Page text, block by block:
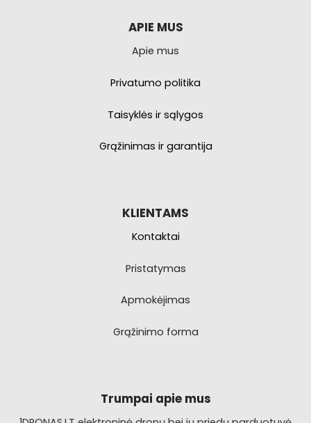
APIE MUS
Apie mus
Privatumo politika
Taisyklės ir sąlygos
Grąžinimas ir garantija
KLIENTAMS
Kontaktai
Pristatymas
Apmokėjimas
Grąžinimo forma
Trumpai apie mus